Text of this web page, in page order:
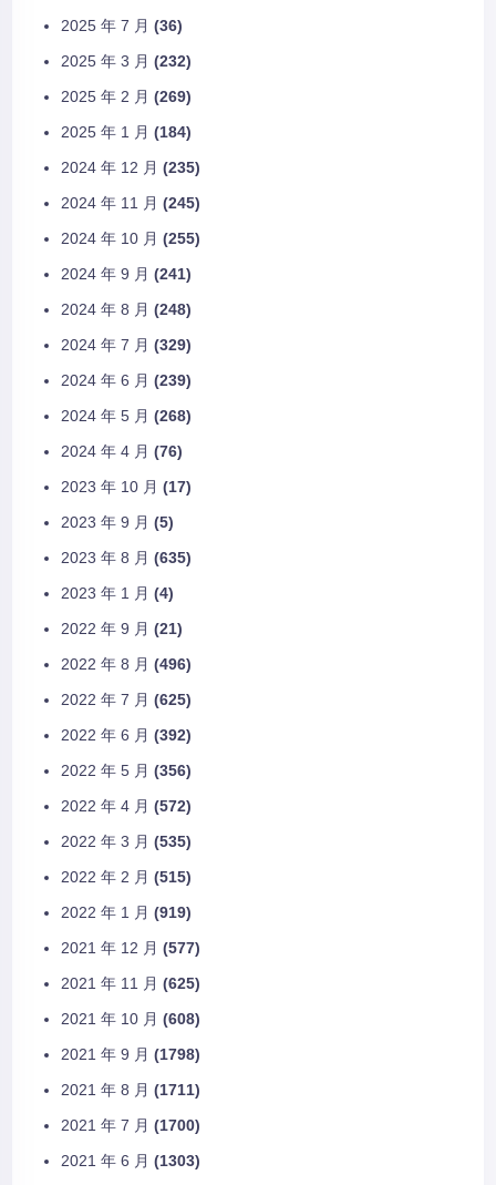
2025 年 7 月 (36)
2025 年 3 月 (232)
2025 年 2 月 (269)
2025 年 1 月 (184)
2024 年 12 月 (235)
2024 年 11 月 (245)
2024 年 10 月 (255)
2024 年 9 月 (241)
2024 年 8 月 (248)
2024 年 7 月 (329)
2024 年 6 月 (239)
2024 年 5 月 (268)
2024 年 4 月 (76)
2023 年 10 月 (17)
2023 年 9 月 (5)
2023 年 8 月 (635)
2023 年 1 月 (4)
2022 年 9 月 (21)
2022 年 8 月 (496)
2022 年 7 月 (625)
2022 年 6 月 (392)
2022 年 5 月 (356)
2022 年 4 月 (572)
2022 年 3 月 (535)
2022 年 2 月 (515)
2022 年 1 月 (919)
2021 年 12 月 (577)
2021 年 11 月 (625)
2021 年 10 月 (608)
2021 年 9 月 (1798)
2021 年 8 月 (1711)
2021 年 7 月 (1700)
2021 年 6 月 (1303)